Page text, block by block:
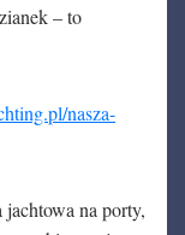
– to
nasza-
jachtowa na porty,